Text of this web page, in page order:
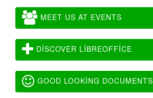
MEET US AT EVENTS
DISCOVER LIBREOFFICE
GOOD LOOKING DOCUMENTS